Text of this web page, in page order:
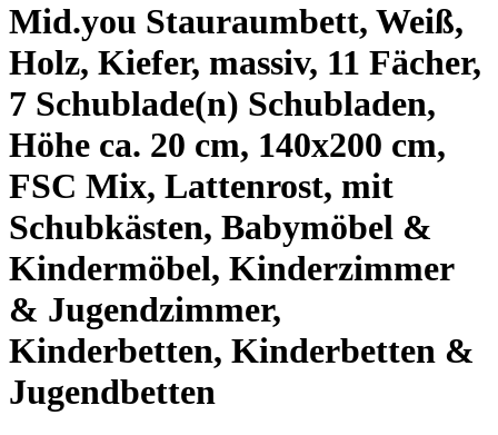
Mid.you Stauraumbett, Weiß,
Holz, Kiefer, massiv, 11 Fächer,
7 Schublade(n) Schubladen,
Höhe ca. 20 cm, 140x200 cm,
FSC Mix, Lattenrost, mit
Schubkästen, Babymöbel &
Kindermöbel, Kinderzimmer
& Jugendzimmer,
Kinderbetten, Kinderbetten &
Jugendbetten